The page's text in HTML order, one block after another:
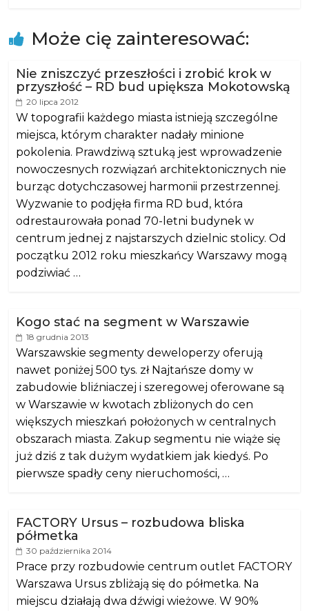
Może cię zainteresować:
Nie zniszczyć przeszłości i zrobić krok w
przyszłość – RD bud upiększa Mokotowską
20 lipca 2012
W topografii każdego miasta istnieją szczególne
miejsca, którym charakter nadały minione
pokolenia. Prawdziwą sztuką jest wprowadzenie
nowoczesnych rozwiązań architektonicznych nie
burząc dotychczasowej harmonii przestrzennej.
Wyzwanie to podjęła firma RD bud, która
odrestaurowała ponad 70-letni budynek w
centrum jednej z najstarszych dzielnic stolicy. Od
początku 2012 roku mieszkańcy Warszawy mogą
podziwiać …
Kogo stać na segment w Warszawie
18 grudnia 2013
Warszawskie segmenty deweloperzy oferują
nawet poniżej 500 tys. zł Najtańsze domy w
zabudowie bliźniaczej i szeregowej oferowane są
w Warszawie w kwotach zbliżonych do cen
większych mieszkań położonych w centralnych
obszarach miasta. Zakup segmentu nie wiąże się
już dziś z tak dużym wydatkiem jak kiedyś. Po
pierwsze spadły ceny nieruchomości, …
FACTORY Ursus – rozbudowa bliska
półmetka
30 października 2014
Prace przy rozbudowie centrum outlet FACTORY
Warszawa Ursus zbliżają się do półmetka. Na
miejscu działają dwa dźwigi wieżowe. W 90%